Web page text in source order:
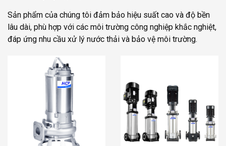
Sản phẩm của chúng tôi đảm bảo hiệu suất cao và độ bền
lâu dài, phù hợp với các môi trường công nghiệp khắc nghiệt,
đáp ứng nhu cầu xử lý nước thải và bảo vệ môi trường.